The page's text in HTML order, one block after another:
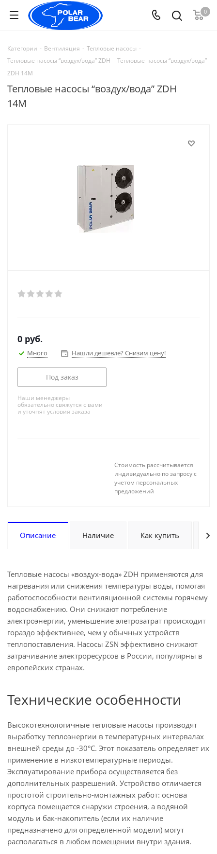
0
Категории - Вентиляция - Тепловые насосы -
Тепловые насосы “воздух/вода” ZDH - Тепловые насосы “воздух/вода”
ZDH 14M
Тепловые насосы “воздух/вода” ZDH
14M
0 руб.
Много Нашли дешевле? Снизим цену!
Под заказ
Наши менеджеры
обязательно свяжутся с вами
и уточнят условия заказа
Стоимость рассчитывается
индивидуально по запросу с
учетом персональных
предложений
Описание Наличие Как купить
Тепловые насосы «воздух-вода» ZDH применяются для
нагревания или снижения температуры воды, помогая
работоспособности вентиляционной системы горячему
водоснабжению. Они снижают потребление
электроэнергии, уменьшение элетрозатрат происходит
гораздо эффективнее, чем у обычных устройств
теплопоставления. Насосы ZSN эффективно снижают
затрачивание электроресурсов в России, популярны в
европейских странах.
Технические особенности
Высокотехнологичные тепловые насосы производят
выработку теплоэнергии в температурных интервалах
внешней среды до -30°С. Этот показатель определяет их
применение в низкотемпературные периоды.
Эксплуатирование прибора осуществляется без
дополнительных разрешений. Устройство отличается
простотой строительно-монтажных работ: основа
корпуса помещается снаружи строения, а водяной
модуль и бак-накопитель (если их наличие
предназначено для определенной модели) могут
располагаться в любом помещении внутри здания.